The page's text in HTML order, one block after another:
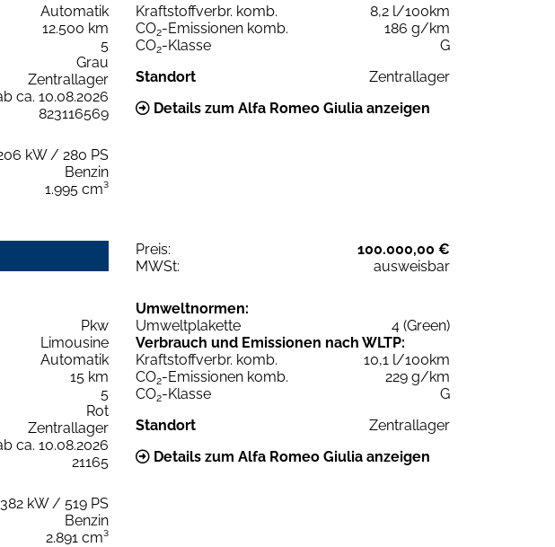
Automatik
12.500 km
5
Grau
Zentrallager
ca. 10.08.2026
823116569
kW / 280 PS
Benzin
1.995 cm³
Kraftstoffverbr. komb.
8,2 l/100km
CO2-Emissionen komb.
186 g/km
CO2-Klasse
G
Standort
Zentrallager
Details zum Alfa Romeo Giulia anzeigen
Preis:
100.000,00 €
MWSt:
ausweisbar
Pkw
Limousine
Automatik
15 km
5
Rot
Zentrallager
ca. 10.08.2026
21165
382 kW / 519 PS
Benzin
2.891 cm³
Umweltnormen:
Umweltplakette
4 (Green)
Verbrauch und Emissionen nach WLTP:
Kraftstoffverbr. komb.
10,1 l/100km
CO2-Emissionen komb.
229 g/km
CO2-Klasse
G
Standort
Zentrallager
Details zum Alfa Romeo Giulia anzeigen